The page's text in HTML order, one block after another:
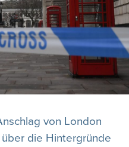
von London
die Hintergründe